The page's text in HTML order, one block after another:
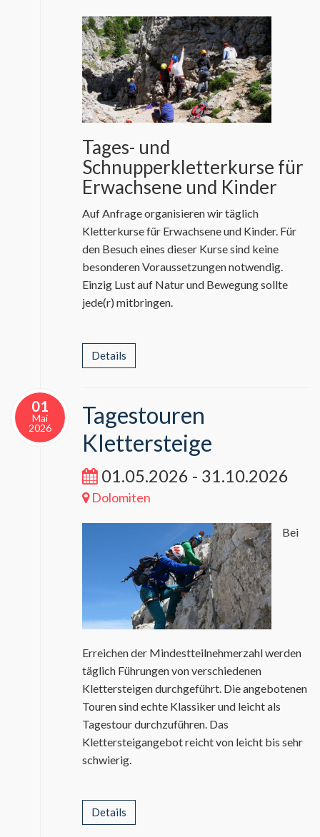
Tages- und
Schnupperkletterkurse für
Erwachsene und Kinder
Auf Anfrage organisieren wir täglich
Kletterkurse für Erwachsene und Kinder. Für
den Besuch eines dieser Kurse sind keine
besonderen Voraussetzungen notwendig.
Einzig Lust auf Natur und Bewegung sollte
jede(r) mitbringen.
Details
01
Mai
2026
Tagestouren
Klettersteige
01.05.2026 - 31.10.2026
Dolomiten
Bei
Erreichen der Mindestteilnehmerzahl werden
täglich Führungen von verschiedenen
Klettersteigen durchgeführt. Die angebotenen
Touren sind echte Klassiker und leicht als
Tagestour durchzuführen. Das
Klettersteigangebot reicht von leicht bis sehr
schwierig.
Details